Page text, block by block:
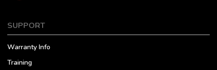
SUPPORT
Warranty Info
Training